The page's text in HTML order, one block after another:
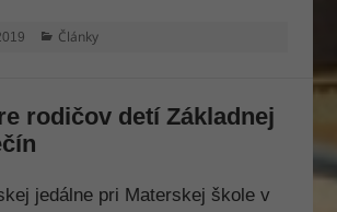
Kategórie
Články
rodičov detí Základnej
jedálne pri Materskej škole v